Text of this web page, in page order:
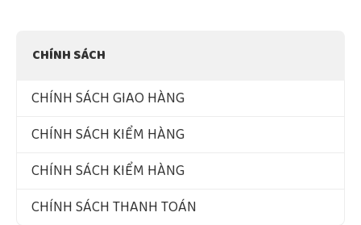
CHÍNH SÁCH
CHÍNH SÁCH GIAO HÀNG
CHÍNH SÁCH KIỂM HÀNG
CHÍNH SÁCH KIỂM HÀNG
CHÍNH SÁCH THANH TOÁN